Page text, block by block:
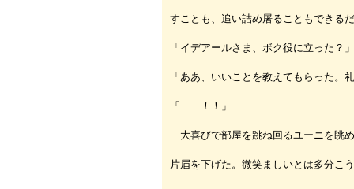
すことも、追い詰め屠ることもできる
「イデアールさま、ボク役に立った？」
「ああ、いいことを教えてもらった。
「……！！」
大喜びで部屋を跳ね回るユーニを眺
片眉を下げた。微笑ましいとは多分こ